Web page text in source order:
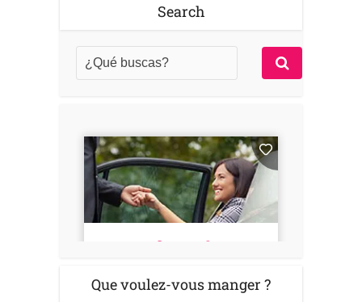
Search
Que voulez-vous manger ?